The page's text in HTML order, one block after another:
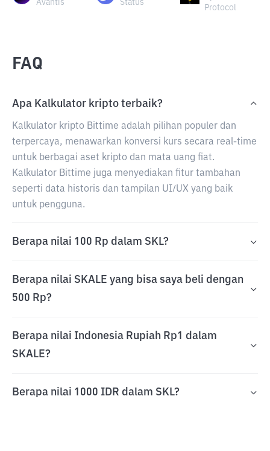
Avantis Status
Protocol
FAQ
Apa Kalkulator kripto terbaik?
Kalkulator kripto Bittime adalah pilihan populer dan
terpercaya, menawarkan konversi kurs secara real-time
untuk berbagai aset kripto dan mata uang fiat.
Kalkulator Bittime juga menyediakan fitur tambahan
seperti data historis dan tampilan UI/UX yang baik
untuk pengguna.
Berapa nilai 100 Rp dalam SKL?
Berapa nilai SKALE yang bisa saya beli dengan
500 Rp?
Berapa nilai Indonesia Rupiah Rp1 dalam
SKALE?
Berapa nilai 1000 IDR dalam SKL?